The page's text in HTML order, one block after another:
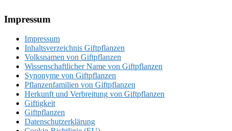
Footer
Impressum
Impressum
Inhaltsverzeichnis Giftpflanzen
Volksnamen von Giftpflanzen
Wissenschaftlicher Name von Giftpflanzen
Synonyme von Giftpflanzen
Pflanzenfamilien von Giftpflanzen
Herkunft und Verbreitung von Giftpflanzen
Giftigkeit
Giftpflanzen
Datenschutzerklärung